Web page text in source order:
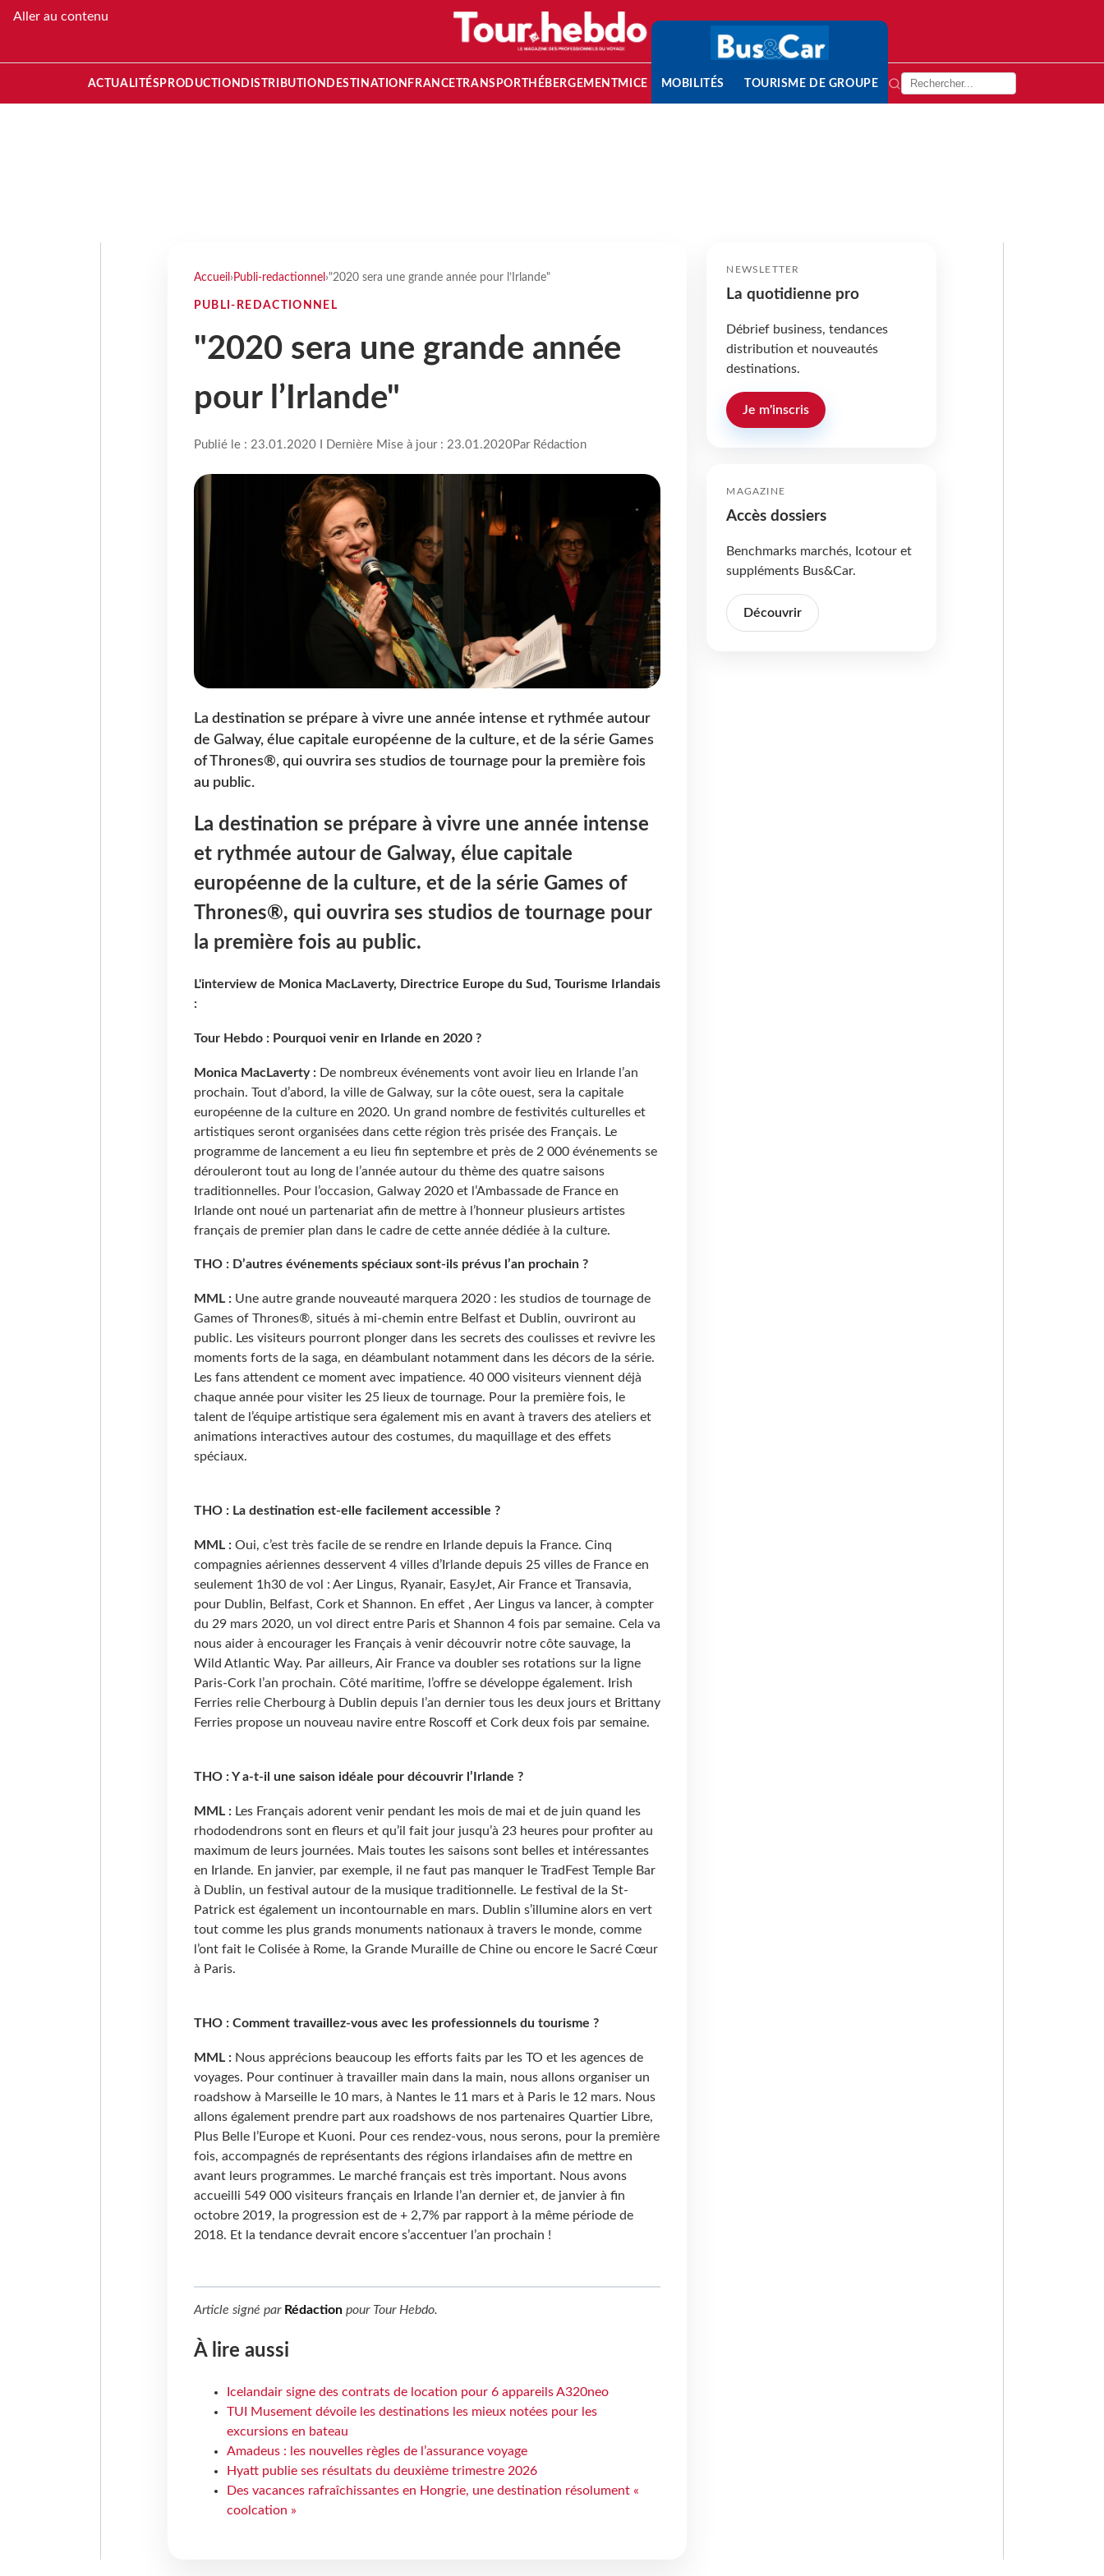
Aller au contenu
ACTUALITÉS PRODUCTION DISTRIBUTION DESTINATION FRANCETRANSPORT HÉBERGEMENTMICE MOBILITÉS TOURISME DE GROUPE
Accueil › Publi-redactionnel ›"2020 sera une grande année pour l’Irlande"
PUBLI-REDACTIONNEL
"2020 sera une grande année
pour l’Irlande"
Publié le : 23.01.2020 I Dernière Mise à jour : 23.01.2020Par Rédaction
La destination se prépare à vivre une année intense et rythmée autour
de Galway, élue capitale européenne de la culture, et de la série Games
of Thrones®, qui ouvrira ses studios de tournage pour la première fois
au public.
La destination se prépare à vivre une année intense
et rythmée autour de Galway, élue capitale
européenne de la culture, et de la série Games of
Thrones®, qui ouvrira ses studios de tournage pour
la première fois au public.
L'interview de Monica MacLaverty, Directrice Europe du Sud, Tourisme Irlandais
:
Tour Hebdo : Pourquoi venir en Irlande en 2020 ?
Monica MacLaverty : De nombreux événements vont avoir lieu en Irlande l’an
prochain. Tout d’abord, la ville de Galway, sur la côte ouest, sera la capitale
européenne de la culture en 2020. Un grand nombre de festivités culturelles et
artistiques seront organisées dans cette région très prisée des Français. Le
programme de lancement a eu lieu fin septembre et près de 2 000 événements se
dérouleront tout au long de l’année autour du thème des quatre saisons
traditionnelles. Pour l’occasion, Galway 2020 et l’Ambassade de France en
Irlande ont noué un partenariat afin de mettre à l’honneur plusieurs artistes
français de premier plan dans le cadre de cette année dédiée à la culture.
THO : D’autres événements spéciaux sont-ils prévus l’an prochain ?
MML :Une autre grande nouveauté marquera 2020 : les studios de tournage de
Games of Thrones®, situés à mi-chemin entre Belfast et Dublin, ouvriront au
public. Les visiteurs pourront plonger dans les secrets des coulisses et revivre les
moments forts de la saga, en déambulant notamment dans les décors de la série.
Les fans attendent ce moment avec impatience. 40 000 visiteurs viennent déjà
chaque année pour visiter les 25 lieux de tournage. Pour la première fois, le
talent de l’équipe artistique sera également mis en avant à travers des ateliers et
animations interactives autour des costumes, du maquillage et des effets
spéciaux.
THO : La destination est-elle facilement accessible ?
MML : Oui, c’est très facile de se rendre en Irlande depuis la France. Cinq
compagnies aériennes desservent 4 villes d’Irlande depuis 25 villes de France en
seulement 1h30 de vol : Aer Lingus, Ryanair, EasyJet, Air France et Transavia,
pour Dublin, Belfast, Cork et Shannon. En effet , Aer Lingus va lancer, à compter
du 29 mars 2020, un vol direct entre Paris et Shannon 4 fois par semaine. Cela va
nous aider à encourager les Français à venir découvrir notre côte sauvage, la
Wild Atlantic Way. Par ailleurs, Air France va doubler ses rotations sur la ligne
Paris-Cork l’an prochain. Côté maritime, l’offre se développe également. Irish
Ferries relie Cherbourg à Dublin depuis l’an dernier tous les deux jours et Brittany
Ferries propose un nouveau navire entre Roscoff et Cork deux fois par semaine.
THO : Y a-t-il une saison idéale pour découvrir l’Irlande ?
MML : Les Français adorent venir pendant les mois de mai et de juin quand les
rhododendrons sont en fleurs et qu’il fait jour jusqu’à 23 heures pour profiter au
maximum de leurs journées. Mais toutes les saisons sont belles et intéressantes
en Irlande. En janvier, par exemple, il ne faut pas manquer le TradFest Temple Bar
à Dublin, un festival autour de la musique traditionnelle. Le festival de la St-
Patrick est également un incontournable en mars. Dublin s’illumine alors en vert
tout comme les plus grands monuments nationaux à travers le monde, comme
l’ont fait le Colisée à Rome, la Grande Muraille de Chine ou encore le Sacré Cœur
à Paris.
THO : Comment travaillez-vous avec les professionnels du tourisme ?
MML : Nous apprécions beaucoup les efforts faits par les TO et les agences de
voyages. Pour continuer à travailler main dans la main, nous allons organiser un
roadshow à Marseille le 10 mars, à Nantes le 11 mars et à Paris le 12 mars. Nous
allons également prendre part aux roadshows de nos partenaires Quartier Libre,
Plus Belle l’Europe et Kuoni. Pour ces rendez-vous, nous serons, pour la première
fois, accompagnés de représentants des régions irlandaises afin de mettre en
avant leurs programmes. Le marché français est très important. Nous avons
accueilli 549 000 visiteurs français en Irlande l’an dernier et, de janvier à fin
octobre 2019, la progression est de + 2,7% par rapport à la même période de
2018. Et la tendance devrait encore s’accentuer l’an prochain !
Article signé par Rédactionpour Tour Hebdo.
À lire aussi
Icelandair signe des contrats de location pour 6 appareils A320neo
TUI Musement dévoile les destinations les mieux notées pour les
excursions en bateau
Amadeus : les nouvelles règles de l’assurance voyage
Hyatt publie ses résultats du deuxième trimestre 2026
Des vacances rafraîchissantes en Hongrie, une destination résolument «
coolcation »
NEWSLETTER
La quotidienne pro
Débrief business, tendances
distribution et nouveautés
destinations.
Je m'inscris
MAGAZINE
Accès dossiers
Benchmarks marchés, Icotour et
suppléments Bus&Car.
Découvrir